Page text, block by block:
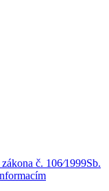
č. 106⁄1999Sb.